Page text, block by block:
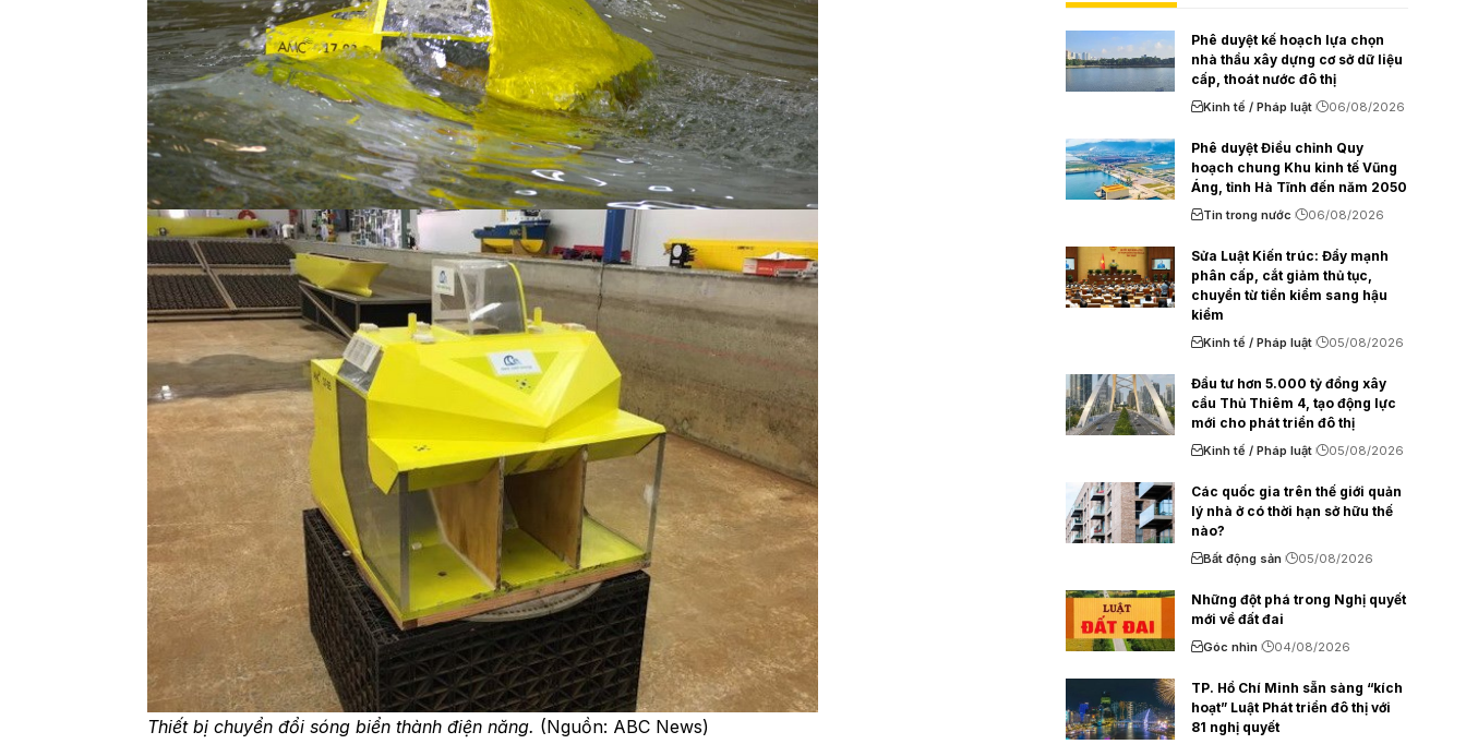
Thiết bị chuyển đổi sóng biển thành điện năng. (Nguồn: ABC News)
Phê duyệt kế hoạch lựa chọn
nhà thầu xây dựng cơ sở dữ liệu
cấp, thoát nước đô thị
Kinh tế / Pháp luật 06/08/2026
Phê duyệt Điều chỉnh Quy
hoạch chung Khu kinh tế Vũng
Áng, tỉnh Hà Tĩnh đến năm 2050
Tin trong nước 06/08/2026
Sửa Luật Kiến trúc: Đẩy mạnh
phân cấp, cắt giảm thủ tục,
chuyển từ tiền kiểm sang hậu
kiểm
Kinh tế / Pháp luật 05/08/2026
Đầu tư hơn 5.000 tỷ đồng xây
cầu Thủ Thiêm 4, tạo động lực
mới cho phát triển đô thị
Kinh tế / Pháp luật 05/08/2026
Các quốc gia trên thế giới quản
lý nhà ở có thời hạn sở hữu thế
nào?
Bất động sản 05/08/2026
Những đột phá trong Nghị quyết
mới về đất đai
Góc nhìn 04/08/2026
TP. Hồ Chí Minh sẵn sàng “kích
hoạt” Luật Phát triển đô thị với
81 nghị quyết